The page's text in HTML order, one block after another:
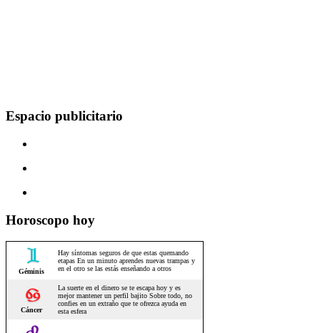
Espacio publicitario
Horoscopo hoy